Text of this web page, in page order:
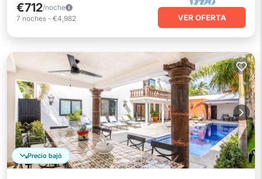
€712/noche
7 noches - €4,982 VER OFERTA
Precio bajó